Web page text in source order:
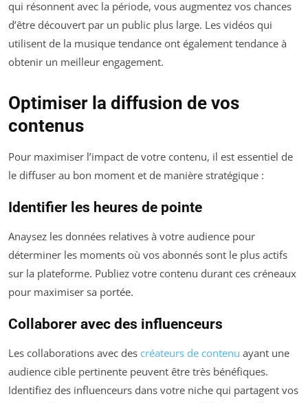
qui résonnent avec la période, vous augmentez vos chances
d’être découvert par un public plus large. Les vidéos qui
utilisent de la musique tendance ont également tendance à
obtenir un meilleur engagement.
Optimiser la diffusion de vos
contenus
Pour maximiser l’impact de votre contenu, il est essentiel de
le diffuser au bon moment et de manière stratégique :
Identifier les heures de pointe
Anaysez les données relatives à votre audience pour
déterminer les moments où vos abonnés sont le plus actifs
sur la plateforme. Publiez votre contenu durant ces créneaux
pour maximiser sa portée.
Collaborer avec des influenceurs
Les collaborations avec des créateurs de contenu ayant une
audience cible pertinente peuvent être très bénéfiques.
Identifiez des influenceurs dans votre niche qui partagent vos